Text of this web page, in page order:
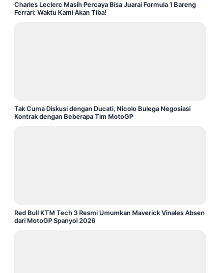
Charles Leclerc Masih Percaya Bisa Juarai Formula 1 Bareng
Ferrari: Waktu Kami Akan Tiba!
Tak Cuma Diskusi dengan Ducati, Nicolo Bulega Negosiasi
Kontrak dengan Beberapa Tim MotoGP
Red Bull KTM Tech 3 Resmi Umumkan Maverick Vinales Absen
dari MotoGP Spanyol 2026